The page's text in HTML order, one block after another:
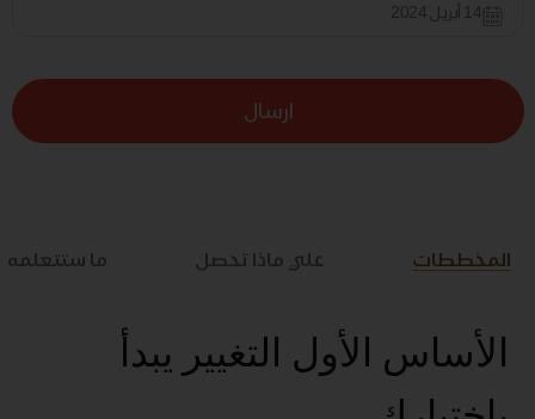
14 أبريل 2024
ارسال
المخططات علي ماذا تحصل ما ستتعلمه
الأساس الأول التغيير يبدأ